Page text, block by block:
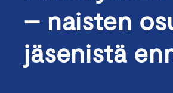
– naisten
jäsenistä